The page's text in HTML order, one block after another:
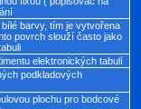
barvy, tím je vytvořena
povrch slouží často jako
elektronických tabulí
podkladových
plochu pro bodcové